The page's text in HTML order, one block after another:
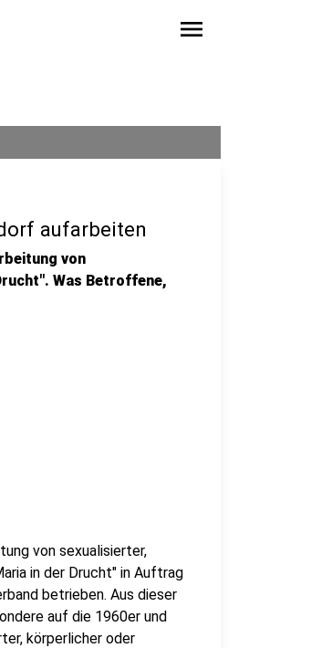
menu
aufarbeiten
von
Was Betroffene,
von sexualisierter,
in der Drucht" in Auftrag
betrieben. Aus dieser
auf die 1960er und
körperlicher oder